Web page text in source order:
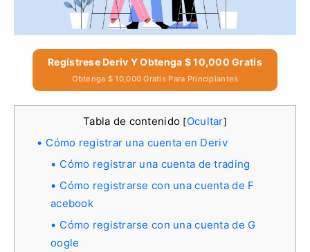
Regístrese Deriv Y Obtenga $ 10,000 Gratis
Obtenga $ 10,000 Gratis Para Principiantes
Tabla de contenido [Ocultar]
Cómo registrar una cuenta en Deriv
Cómo registrar una cuenta de trading
Cómo registrarse con una cuenta de F
acebook
Cómo registrarse con una cuenta de G
oogle